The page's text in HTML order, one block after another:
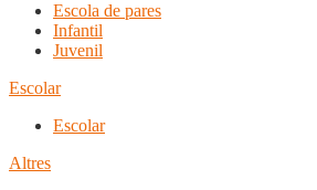
Escola de pares
Infantil
Juvenil
Escolar
Escolar
Altres